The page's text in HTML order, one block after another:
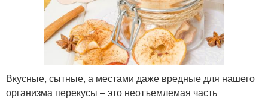
Вкусные, сытные, а местами даже вредные для нашего
организма перекусы – это неотъемлемая часть